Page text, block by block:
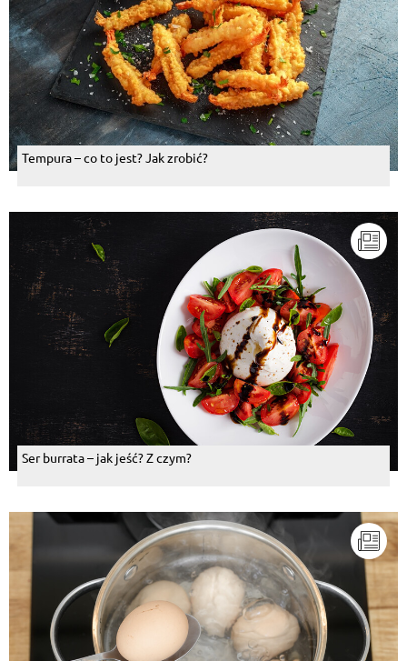
Tempura – co to jest? Jak zrobić?
Ser burrata – jak jeść? Z czym?